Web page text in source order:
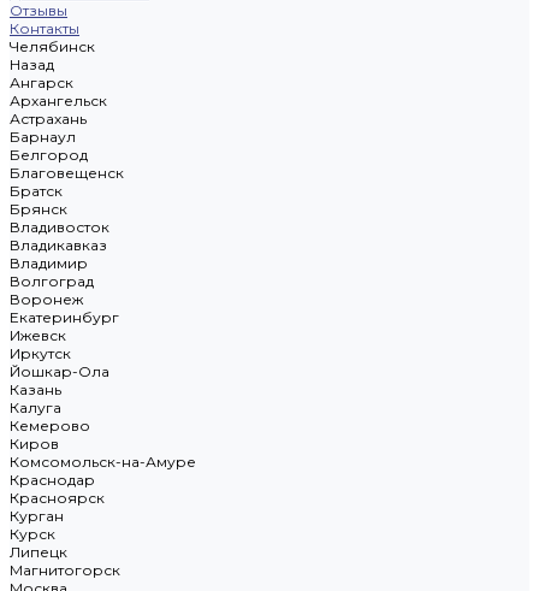
Отзывы
Контакты
Челябинск
Назад
Ангарск
Архангельск
Астрахань
Барнаул
Белгород
Благовещенск
Братск
Брянск
Владивосток
Владикавказ
Владимир
Волгоград
Воронеж
Екатеринбург
Ижевск
Иркутск
Йошкар-Ола
Казань
Калуга
Кемерово
Киров
Комсомольск-на-Амуре
Краснодар
Красноярск
Курган
Курск
Липецк
Магнитогорск